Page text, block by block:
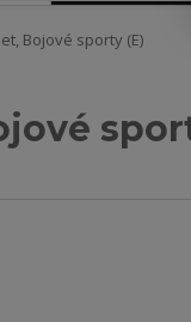
Bojové sporty (E)